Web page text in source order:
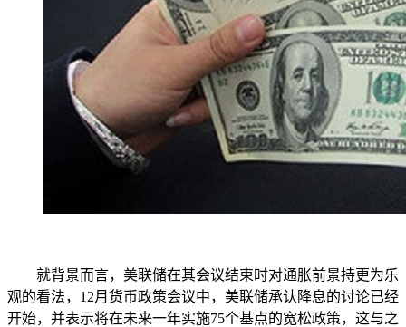
就背景而言，美联储在其会议结束时对通胀前景持更为乐
观的看法，12月货币政策会议中，美联储承认降息的讨论已经
开始，并表示将在未来一年实施75个基点的宽松政策，这与之